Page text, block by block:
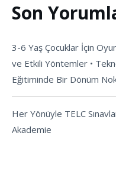
Son
3-6 Yaş Çocuklar İçin
ve Etkili Yöntemler •
Eğitiminde Bir Dönüm
Her Yönüyle TELC
Akademie